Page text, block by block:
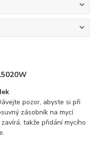
pozor, abyste sipři
zásobníknamycí
zavírá,takžepřidánímycího